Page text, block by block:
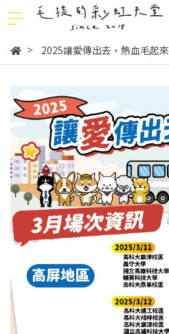
2025讓愛傳出去，熱血毛起來